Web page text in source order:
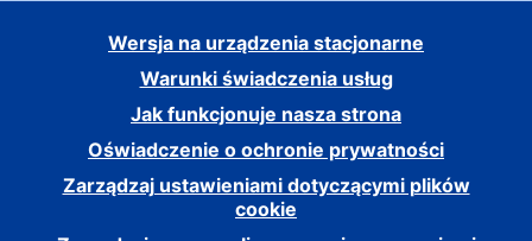
Wersja na urządzenia stacjonarne
Warunki świadczenia usług
Jak funkcjonuje nasza strona
Oświadczenie o ochronie prywatności
Zarządzaj ustawieniami dotyczącymi plików
cookie